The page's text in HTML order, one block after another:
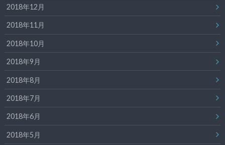
2018年12月
2018年11月
2018年10月
2018年9月
2018年8月
2018年7月
2018年6月
2018年5月